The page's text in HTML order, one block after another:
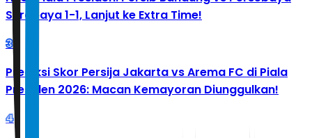
Surabaya 1-1, Lanjut ke Extra Time!
3
Prediksi Skor Persija Jakarta vs Arema FC di Piala
Presiden 2026: Macan Kemayoran Diunggulkan!
4